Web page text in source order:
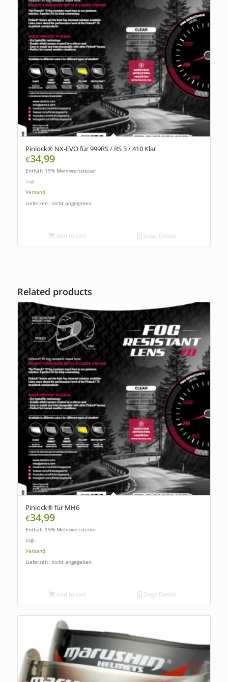
Pinlock® NX-EVO für 999RS / RS 3 / 410 Klar
€34,99
Enthält 19% Mehrwertsteuer
zzgl.
Versand
Lieferzeit: nicht angegeben
Add to cart Zeige Details
Related products
Pinlock® für MH6
€34,99
Enthält 19% Mehrwertsteuer
zzgl.
Versand
Lieferzeit: nicht angegeben
Add to cart Zeige Details